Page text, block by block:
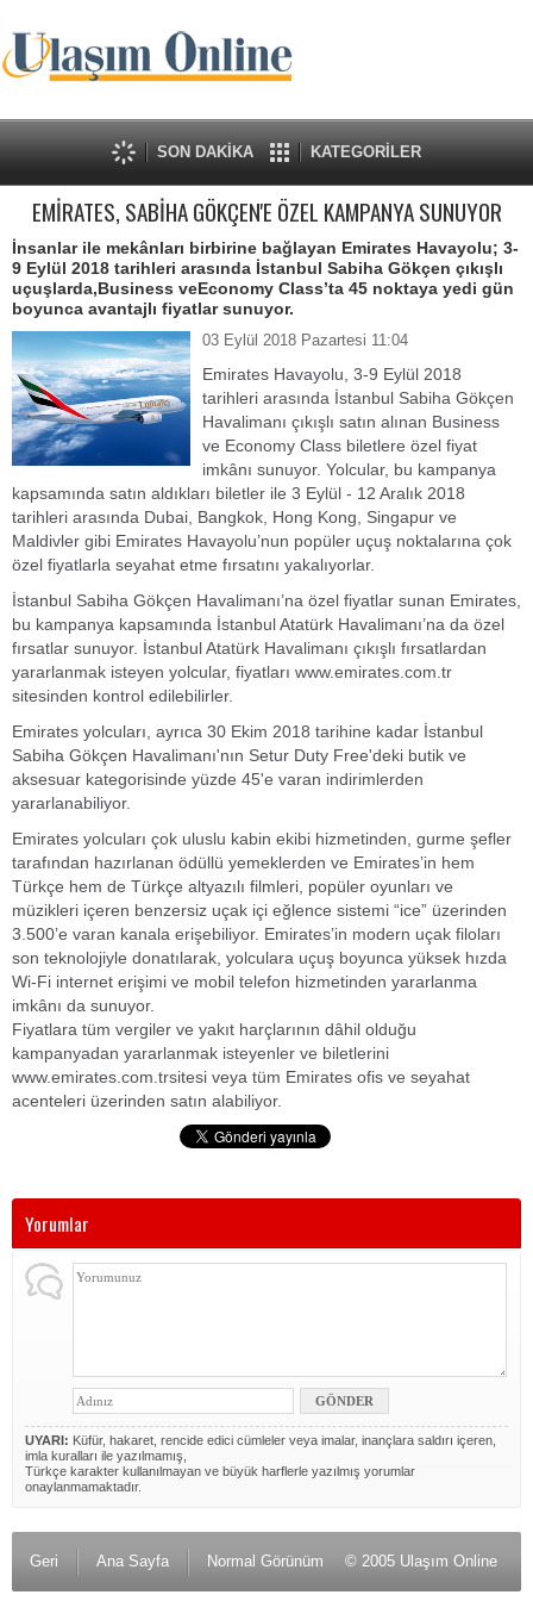
SON DAKİKA KATEGORİLER
EMİRATES, SABİHA GÖKÇEN'E ÖZEL KAMPANYA SUNUYOR
İnsanlar ile mekânları birbirine bağlayan Emirates Havayolu; 3-
9 Eylül 2018 tarihleri arasında İstanbul Sabiha Gökçen çıkışlı
uçuşlarda,Business veEconomy Class’ta 45 noktaya yedi gün
boyunca avantajlı fiyatlar sunuyor.
03 Eylül 2018 Pazartesi 11:04
Emirates Havayolu, 3-9 Eylül 2018
tarihleri arasında İstanbul Sabiha Gökçen
Havalimanı çıkışlı satın alınan Business
ve Economy Class biletlere özel fiyat
imkânı sunuyor. Yolcular, bu kampanya
kapsamında satın aldıkları biletler ile 3 Eylül - 12 Aralık 2018
tarihleri arasında Dubai, Bangkok, Hong Kong, Singapur ve
Maldivler gibi Emirates Havayolu’nun popüler uçuş noktalarına çok
özel fiyatlarla seyahat etme fırsatını yakalıyorlar.
İstanbul Sabiha Gökçen Havalimanı’na özel fiyatlar sunan Emirates,
bu kampanya kapsamında İstanbul Atatürk Havalimanı’na da özel
fırsatlar sunuyor. İstanbul Atatürk Havalimanı çıkışlı fırsatlardan
yararlanmak isteyen yolcular, fiyatları www.emirates.com.tr
sitesinden kontrol edilebilirler.
Emirates yolcuları, ayrıca 30 Ekim 2018 tarihine kadar İstanbul
Sabiha Gökçen Havalimanı'nın Setur Duty Free'deki butik ve
aksesuar kategorisinde yüzde 45'e varan indirimlerden
yararlanabiliyor.
Emirates yolcuları çok uluslu kabin ekibi hizmetinden, gurme şefler
tarafından hazırlanan ödüllü yemeklerden ve Emirates’in hem
Türkçe hem de Türkçe altyazılı filmleri, popüler oyunları ve
müzikleri içeren benzersiz uçak içi eğlence sistemi “ice” üzerinden
3.500’e varan kanala erişebiliyor. Emirates’in modern uçak filoları
son teknolojiyle donatılarak, yolculara uçuş boyunca yüksek hızda
Wi-Fi internet erişimi ve mobil telefon hizmetinden yararlanma
imkânı da sunuyor.
Fiyatlara tüm vergiler ve yakıt harçlarının dâhil olduğu
kampanyadan yararlanmak isteyenler ve biletlerini
www.emirates.com.trsitesi veya tüm Emirates ofis ve seyahat
acenteleri üzerinden satın alabiliyor.
Yorumlar
UYARI: Küfür, hakaret, rencide edici cümleler veya imalar, inançlara saldırı içeren,
imla kuralları ile yazılmamış,
Türkçe karakter kullanılmayan ve büyük harflerle yazılmış yorumlar
onaylanmamaktadır.
Geri Ana Sayfa Normal Görünüm © 2005 Ulaşım Online